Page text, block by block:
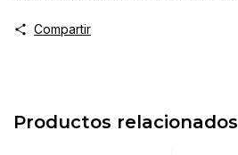
Compartir
Productos relacionados